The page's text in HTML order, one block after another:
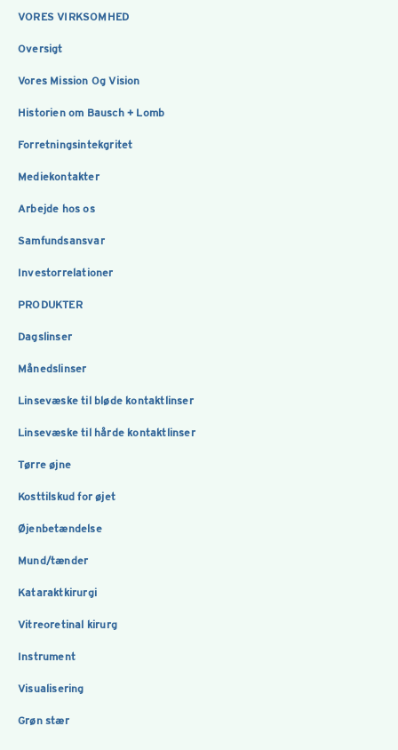
VORES VIRKSOMHED
Oversigt
Vores Mission Og Vision
Historien om Bausch + Lomb
Forretningsintekgritet
Mediekontakter
Arbejde hos os
Samfundsansvar
Investorrelationer
PRODUKTER
Dagslinser
Månedslinser
Linsevæske til bløde kontaktlinser
Linsevæske til hårde kontaktlinser
Tørre øjne
Kosttilskud for øjet
Øjenbetændelse
Mund/tænder
Kataraktkirurgi
Vitreoretinal kirurg
Instrument
Visualisering
Grøn stær